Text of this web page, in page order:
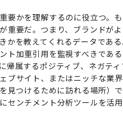
要かを理解するのに役立つ。
重要だ。つまり、ブランドが
かを教えてくれるデータであ
ト加重引用を監視すべきであ
帰属するポジティブ、ネガテ
ブサイト、またはニッチな業
を見つけるために訪れる場所）
センチメント分析ツールを活